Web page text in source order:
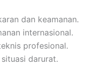
dan keamanan.
internasional.
profesional.
darurat.